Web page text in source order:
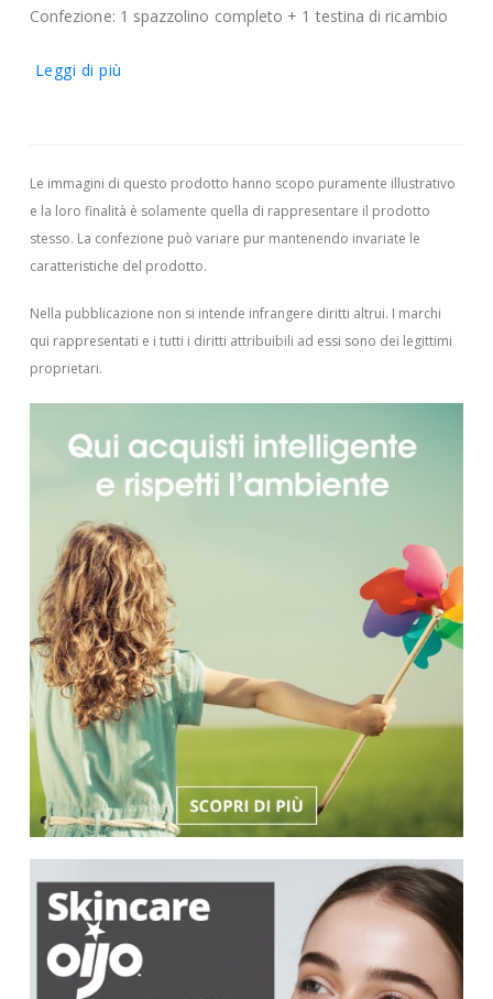
Confezione: 1 spazzolino completo + 1 testina di ricambio
Leggi di più
Le immagini di questo prodotto hanno scopo puramente illustrativo
e la loro finalità è solamente quella di rappresentare il prodotto
stesso. La confezione può variare pur mantenendo invariate le
caratteristiche del prodotto.
Nella pubblicazione non si intende infrangere diritti altrui. I marchi
qui rappresentati e i tutti i diritti attribuibili ad essi sono dei legittimi
proprietari.